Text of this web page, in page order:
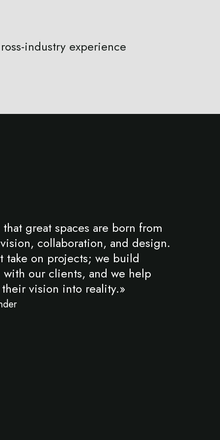
industry experience
great spaces are born from
collaboration, and design.
take on projects; we build
our clients, and we help
vision into reality.»